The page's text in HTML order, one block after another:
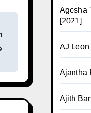
Agosha
[2021]
AJ Leon
Ajantha
Ajith